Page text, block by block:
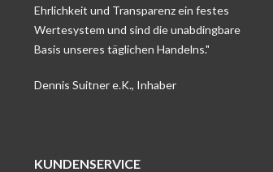
Ehrlichkeit und Transparenz ein festes
Wertesystem und sind die unabdingbare
Basis unseres täglichen Handelns."
Dennis Suitner e.K., Inhaber
KUNDENSERVICE